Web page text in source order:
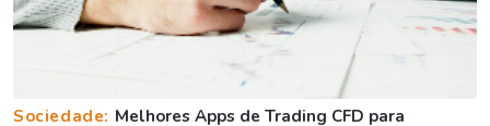
Sociedade: Melhores Apps de Trading CFD para